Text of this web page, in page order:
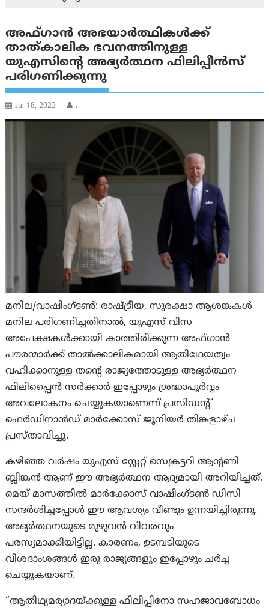
അഫ്ഗാൻ അഭയാർത്ഥികൾക്ക്
താത്കാലിക ഭവനത്തിനുള്ള
യുഎസിന്റെ അഭ്യർത്ഥന ഫിലിപ്പീൻസ്
പരിഗണിക്കുന്നു
Jul 18, 2023 .
മനില/വാഷിംഗ്ടണ്‍: രാഷ്ട്രീയ, സുരക്ഷാ ആശങ്കകൾ
മനില പരിഗണിച്ചതിനാൽ, യുഎസ് വിസ
അപേക്ഷകൾക്കായി കാത്തിരിക്കുന്ന അഫ്ഗാൻ
പൗരന്മാർക്ക് താൽക്കാലികമായി ആതിഥേയത്വം
വഹിക്കാനുള്ള തന്റെ രാജ്യത്തോടുള്ള അഭ്യർത്ഥന
ഫിലിപ്പൈൻ സർക്കാർ ഇപ്പോഴും ശ്രദ്ധാപൂർവ്വം
അവലോകനം ചെയ്യുകയാണെന്ന് പ്രസിഡന്റ്
ഫെർഡിനാൻഡ് മാർക്കോസ് ജൂനിയർ തിങ്കളാഴ്ച
പ്രസ്താവിച്ചു.
കഴിഞ്ഞ വർഷം യുഎസ് സ്റ്റേറ്റ് സെക്രട്ടറി ആന്റണി
ബ്ലിങ്കൻ ആണ് ഈ അഭ്യർത്ഥന ആദ്യമായി അറിയിച്ചത്.
മെയ് മാസത്തിൽ മാർക്കോസ് വാഷിംഗ്ടൺ ഡിസി
സന്ദർശിച്ചപ്പോൾ ഈ ആവശ്യം വീണ്ടും ഉന്നയിച്ചിരുന്നു.
അഭ്യർത്ഥനയുടെ മുഴുവൻ വിവരവും
പരസ്യമാക്കിയിട്ടില്ല. കാരണം, ഉടമ്പടിയുടെ
വിശദാംശങ്ങള്‍ ഇരു രാജ്യങ്ങളും ഇപ്പോഴും ചര്‍ച്ച
ചെയ്യുകയാണ്.
“ആതിഥ്യമര്യാദയ്ക്കുള്ള ഫിലിപ്പിനോ സഹജാവബോധം